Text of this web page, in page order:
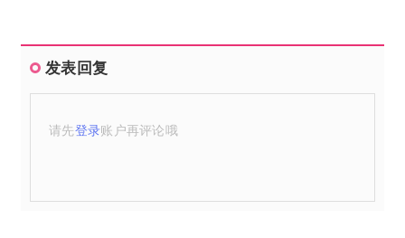
发表回复
请先登录账户再评论哦